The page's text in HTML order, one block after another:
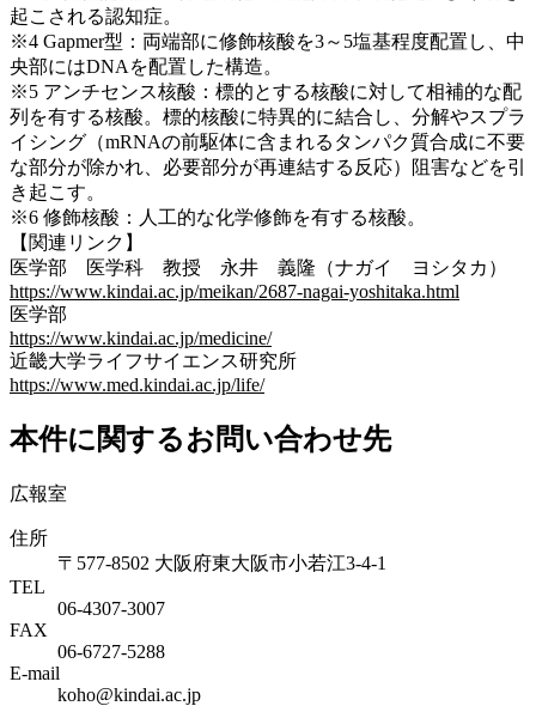
起こされる認知症。
※4 Gapmer型：両端部に修飾核酸を3～5塩基程度配置し、中
央部にはDNAを配置した構造。
※5 アンチセンス核酸：標的とする核酸に対して相補的な配
列を有する核酸。標的核酸に特異的に結合し、分解やスプラ
イシング（mRNAの前駆体に含まれるタンパク質合成に不要
な部分が除かれ、必要部分が再連結する反応）阻害などを引
き起こす。
※6 修飾核酸：人工的な化学修飾を有する核酸。
【関連リンク】
医学部 医学科 教授 永井 義隆（ナガイ ヨシタカ）
https://www.kindai.ac.jp/meikan/2687-nagai-yoshitaka.html
医学部
https://www.kindai.ac.jp/medicine/
近畿大学ライフサイエンス研究所
https://www.med.kindai.ac.jp/life/
本件に関するお問い合わせ先
広報室
住所
〒577-8502 大阪府東大阪市小若江3-4-1
TEL
06‐4307‐3007
FAX
06‐6727‐5288
E-mail
koho@kindai.ac.jp